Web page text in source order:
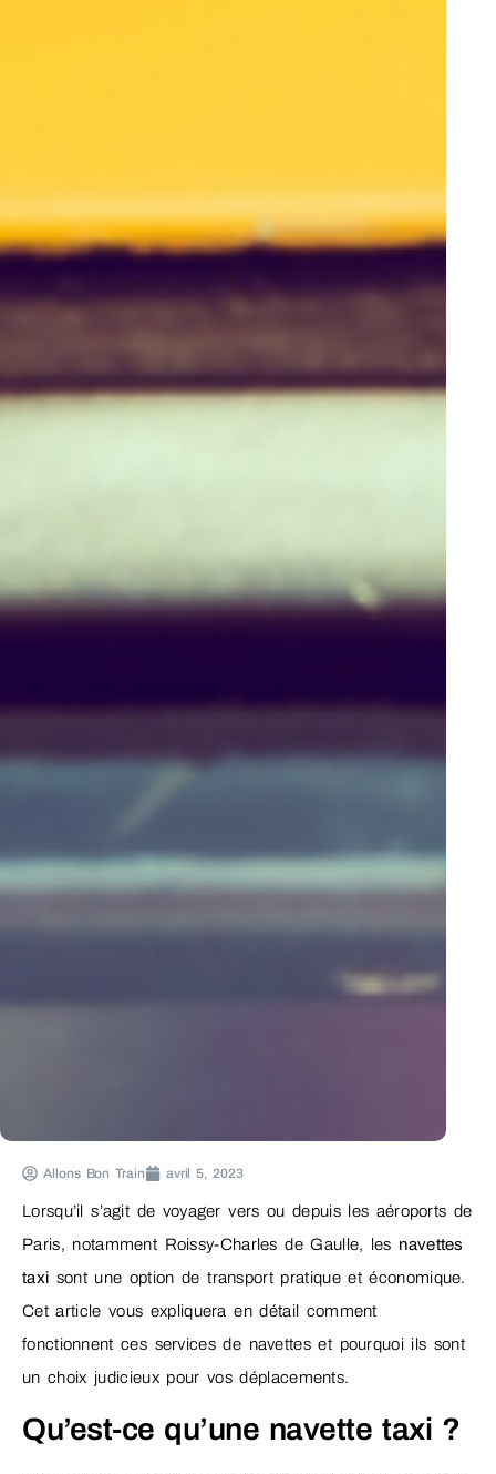
Allons Bon Train avril 5, 2023
Lorsqu’il s’agit de voyager vers ou depuis les aéroports de
Paris, notamment Roissy-Charles de Gaulle, les navettes
taxi sont une option de transport pratique et économique.
Cet article vous expliquera en détail comment
fonctionnent ces services de navettes et pourquoi ils sont
un choix judicieux pour vos déplacements.
Qu’est-ce qu’une navette taxi ?